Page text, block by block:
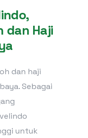
dan Haji
dan haji
Sebagai
untuk